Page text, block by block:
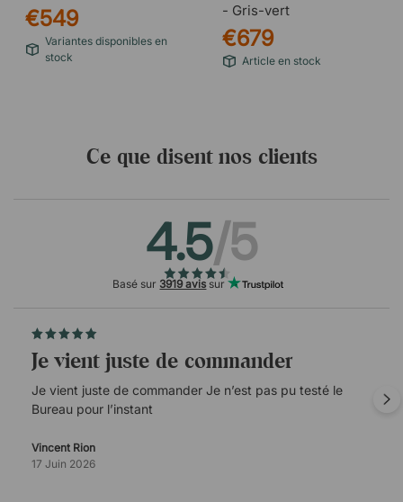
€549
Variantes disponibles en
stock
- Gris-vert
€679
Article en stock
Ce que disent nos clients
4.5/5
Basé sur 3919 avis sur
Je vient juste de commander
Je vient juste de commander Je n’est pas pu testé le
Bureau pour l’instant
Vincent Rion
17 Juin 2026